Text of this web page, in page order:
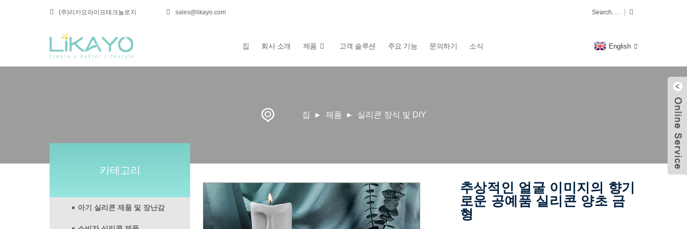
(주)리카요라이프테크놀로지 sales@likayo.com
집 회사 소개 제품 고객 솔루션 주요 기능 문의하기 소식 English
집 제품 실리콘 장식 및 DIY
카테고리
아기 실리콘 제품 및 장난감
추상적인 얼굴 이미지의 향기
로운 공예품 실리콘 양초 금
형